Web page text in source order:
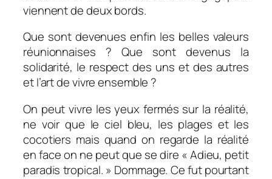
viennent de deux bords.
Que sont devenues enfin les belles valeurs
réunionnaises ? Que sont devenus la
solidarité, le respect des uns et des autres
et l’art de vivre ensemble ?
On peut vivre les yeux fermés sur la réalité,
ne voir que le ciel bleu, les plages et les
cocotiers mais quand on regarde la réalité
en face on ne peut que se dire « Adieu, petit
paradis tropical. » Dommage. Ce fut pourtant